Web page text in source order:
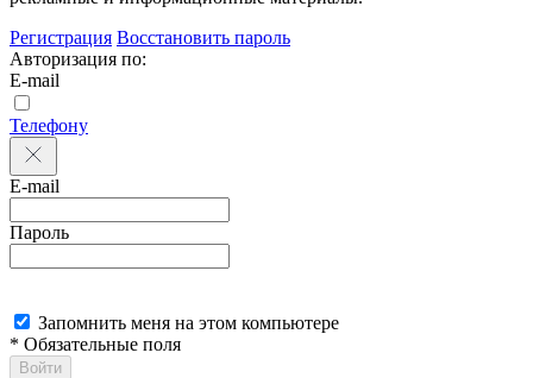
Регистрация Восстановить пароль
Авторизация по:
E-mail
Телефону
E-mail
Пароль
Запомнить меня на этом компьютере
* Обязательные поля
Войти